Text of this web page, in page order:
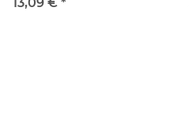
13,09 € *